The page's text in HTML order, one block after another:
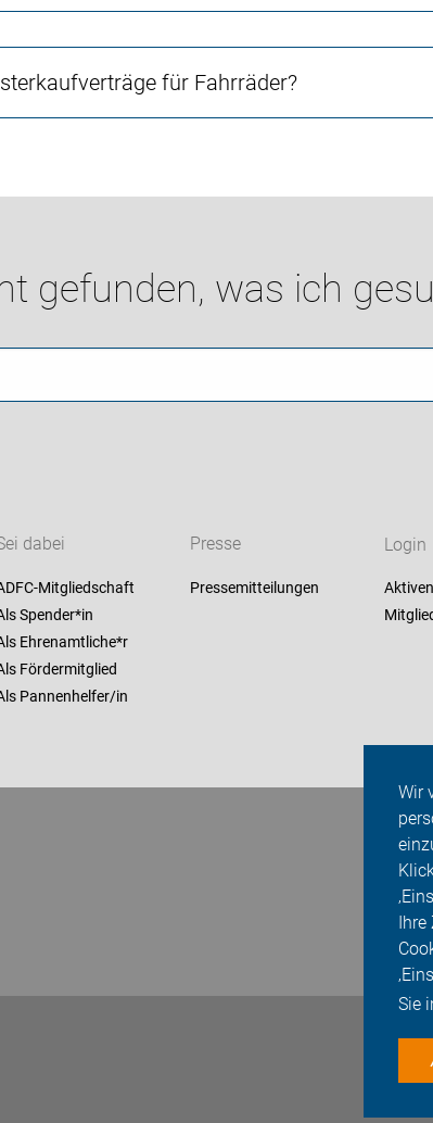
Wir
Ihre
Sie
für Fahrräder?
gefunden, was ich
dabei
Mitgliedschaft
Spender*in
Ehrenamtliche*r
Fördermitglied
Pannenhelfer/in
Presse
Pressemitteilungen
Login